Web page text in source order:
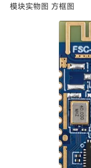
模块实物图 方框图